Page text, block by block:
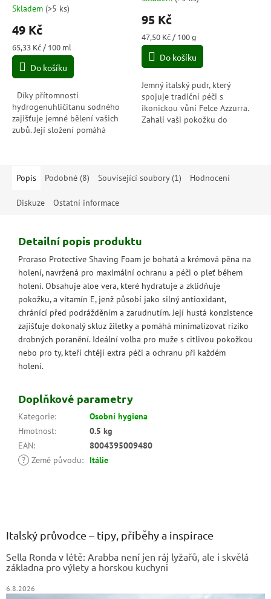
Skladem (>5 ks)
49 Kč
Měrná
cena:
65,33 Kč / 100 ml
Do košíku
Díky přítomnosti
hydrogenuhličitanu sodného
zajišťuje jemné bělení vašich
zubů. Její složení pomáhá
hodnocení
produktu
je
5,0
5
hvězdiček.
95 Kč
Měrná
cena:
47,50 Kč / 100 g
Do košíku
Jemný italský pudr, který
spojuje tradiční péči s
ikonickou vůní Felce Azzurra.
Zahalí vaši pokožku do
Popis Podobné (8) Související soubory (1) Hodnocení
Diskuze Ostatní informace
Detailní popis produktu
Proraso Protective Shaving Foam je bohatá a krémová pěna na
holení, navržená pro maximální ochranu a péči o pleť během
holení. Obsahuje aloe vera, které hydratuje a zklidňuje
pokožku, a vitamín E, jenž působí jako silný antioxidant,
chránící před podrážděním a zarudnutím. Její hustá konzistence
zajišťuje dokonalý skluz žiletky a pomáhá minimalizovat riziko
drobných poranění. Ideální volba pro muže s citlivou pokožkou
nebo pro ty, kteří chtějí extra péči a ochranu při každém
holení.
Doplňkové parametry
Kategorie:
Osobní hygiena
Hmotnost:
0.5 kg
EAN:
8004395009480
? Země původu: Itálie
Italský průvodce – tipy, příběhy a inspirace
Sella Ronda v létě: Arabba není jen ráj lyžařů, ale i skvělá
základna pro výlety a horskou kuchyni
6.8.2026